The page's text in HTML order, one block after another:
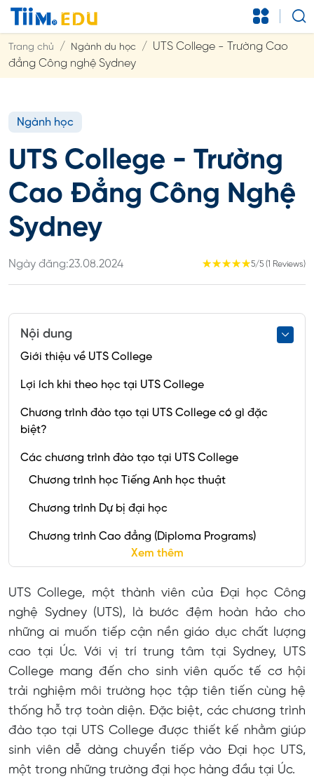
Trang chủ Ngành du học
UTS College - Trường Cao
đẳng Công nghệ Sydney
Ngành học
UTS College - Trường
Cao Đẳng Công Nghệ
Sydney
Ngày đăng:23.08.2024 ☆
☆
☆
☆
☆ 5/5 (1 Reviews)
Nội dung
Giới thiệu về UTS College
Lợi ích khi theo học tại UTS College
Chương trình đào tạo tại UTS College có gì đặc
biệt?
Các chương trình đào tạo tại UTS College
Chương trình học Tiếng Anh học thuật
Chương trình Dự bị đại học
Chương trình Cao đẳng (Diploma Programs)
Chương trình Dự bị thạc sỹ
Các dịch vụ hỗ trợ của UTS College dành cho sinh
viên quốc tế
Cơ hội sau khi tốt nghiệp UTS College
Du học Úc tại UTS College bằng cách nào?
Xem thêm
UTS College, một thành viên của Đại học Công
nghệ Sydney (UTS), là bước đệm hoàn hảo cho
những ai muốn tiếp cận nền giáo dục chất lượng
cao tại Úc. Với vị trí trung tâm tại Sydney, UTS
College mang đến cho sinh viên quốc tế cơ hội
trải nghiệm môi trường học tập tiên tiến cùng hệ
thống hỗ trợ toàn diện. Đặc biệt, các chương trình
đào tạo tại UTS College được thiết kế nhằm giúp
sinh viên dễ dàng chuyển tiếp vào Đại học UTS,
một trong những trường đại học hàng đầu tại Úc.